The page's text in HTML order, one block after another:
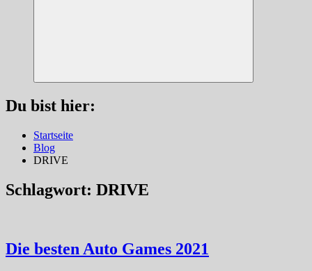
Suchen
Du bist hier:
Startseite
Blog
DRIVE
Schlagwort: DRIVE
Die besten Auto Games 2021